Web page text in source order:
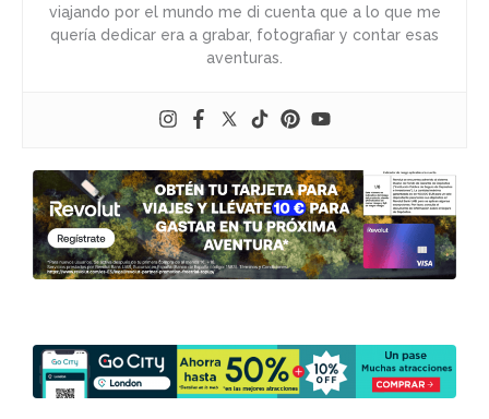
viajando por el mundo me di cuenta que a lo que me
quería dedicar era a grabar, fotografiar y contar esas
aventuras.